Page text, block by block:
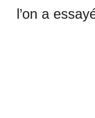
l’on a